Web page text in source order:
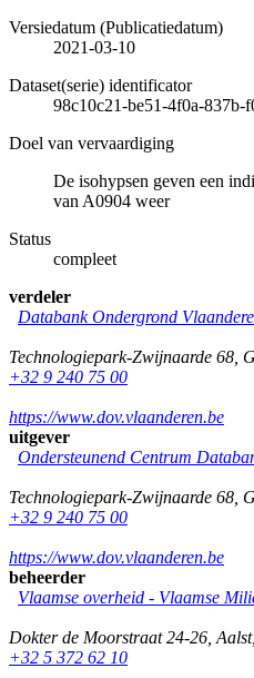
Versiedatum (Publicatiedatum)
2021-03-10
Dataset(serie) identificator
98c10c21-be51-4f0a-837b-
Doel van vervaardiging
De isohypsen geven een
van A0904 weer
Status
compleet
verdeler
Databank Ondergrond
Technologiepark-Zwijnaarde 68
+32 9 240 75 00
https://www.dov.vlaanderen.be
uitgever
Ondersteunend Centrum
Technologiepark-Zwijnaarde 68
+32 9 240 75 00
https://www.dov.vlaanderen.be
beheerder
Vlaamse overheid - Vlaamse
Dokter de Moorstraat 24-26 Aalst,
+32 5 372 62 10